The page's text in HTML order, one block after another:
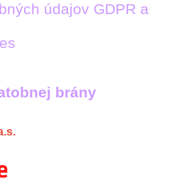
údajov GDPR a
brány